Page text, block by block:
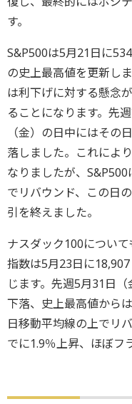
す。
S&P500は5月21日に
の史上最高値を更新し
は利下げに対する懸念
ることになります。先
（金）の日中にはその
落しました。これによ
なりましたが、
でリバウンド、この日
引を終えました。
ナスダック100につい
指数は5月23日に
じます。先週5月31日
下落、史上最高値から
日移動平均線の上でリ
でに1.9％上昇、ほぼフ